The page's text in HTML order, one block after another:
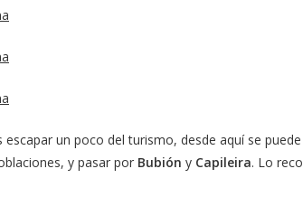
escapar un poco del turismo, desde aquí se
y pasar por Bubión y Capileira. Lo